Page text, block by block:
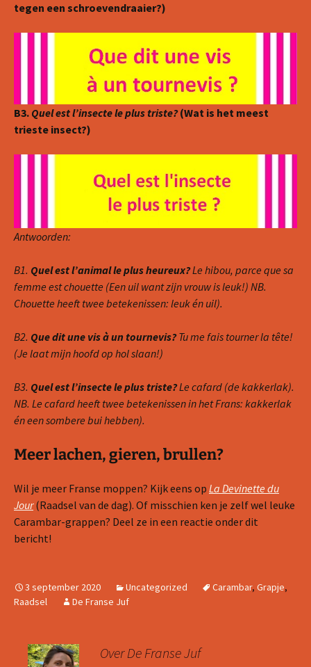
tegen een schroevendraaier?)
B3. Quel est l’insecte le plus triste?(Wat is het meest
trieste insect?)
Antwoorden:
B1. Quel est l’animal le plus heureux?Le hibou, parce que sa
femme est chouette (Een uil want zijn vrouw is leuk!) NB.
Chouette heeft twee betekenissen: leuk én uil).
B2. Que dit une vis à un tournevis? Tu me fais tourner la tête!
(Je laat mijn hoofd op hol slaan!)
B3. Quel est l’insecte le plus triste?Le cafard (de kakkerlak).
NB. Le cafard heeft twee betekenissen in het Frans: kakkerlak
én een sombere bui hebben).
Meer lachen, gieren, brullen?
Wil je meer Franse moppen? Kijk eens op La Devinette du
Jour(Raadsel van de dag). Of misschien ken je zelf wel leuke
Carambar-grappen? Deel ze in een reactie onder dit
bericht!
3 september 2020 Uncategorized Carambar, Grapje,
Raadsel
De Franse Juf
Over De Franse Juf